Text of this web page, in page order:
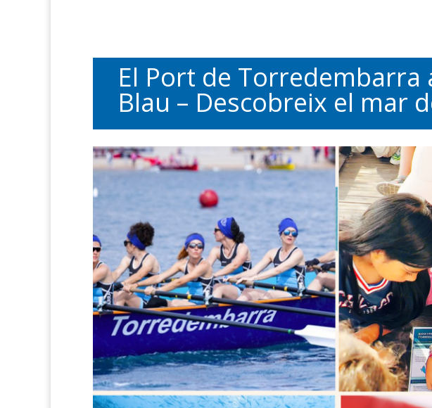
El Port de Torredembarra
Blau – Descobreix el mar